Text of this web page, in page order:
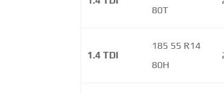
80T
1.4 TDI
185 55 R14
80H